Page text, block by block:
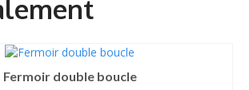
Fermoir double boucle